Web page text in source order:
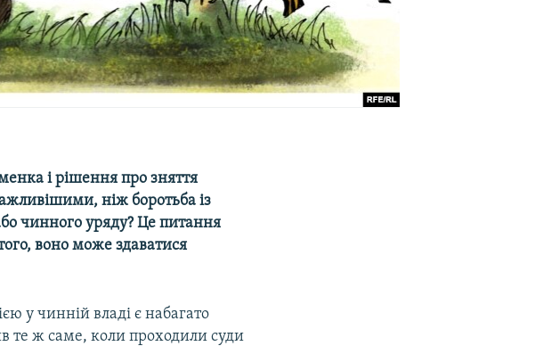
і рішення про зняття
ніж боротьба із
чинного уряду? Це питання
воно може здаватися
у чинній владі є набагато
те ж саме, коли проходили суди